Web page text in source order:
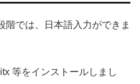
階では、日本語入力ができま
等をインストールしまし